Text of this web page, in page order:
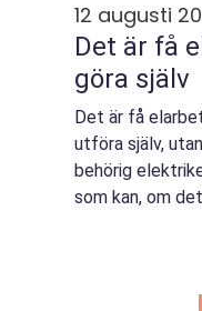
12 augusti
Det är få
göra själv
Det är få
utföra själv,
behörig
som kan, om